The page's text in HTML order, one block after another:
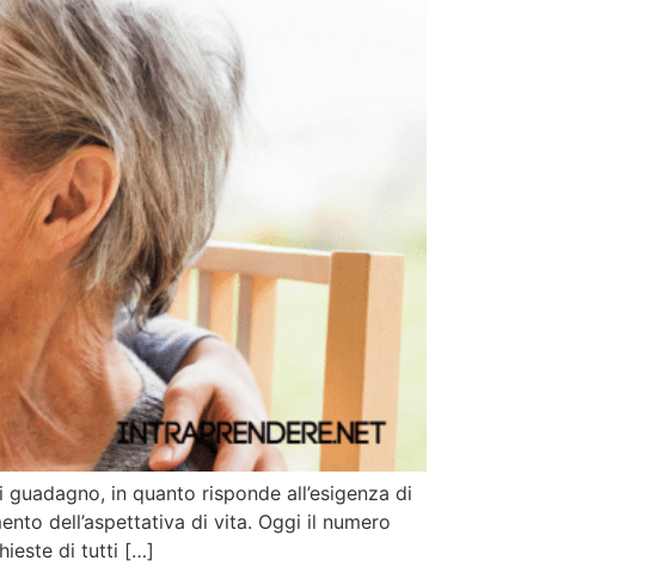
in quanto risponde all’esigenza di
dell’aspettativa di vita. Oggi il numero
di tutti […]